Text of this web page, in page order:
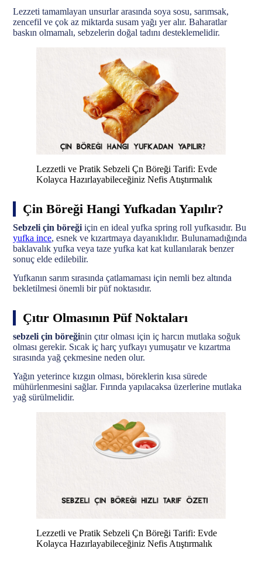
Lezzeti tamamlayan unsurlar arasında soya sosu, sarımsak,
zencefil ve çok az miktarda susam yağı yer alır. Baharatlar
baskın olmamalı, sebzelerin doğal tadını desteklemelidir.
Lezzetli ve Pratik Sebzeli Çn Böreği Tarifi: Evde
Kolayca Hazırlayabileceğiniz Nefis Atıştırmalık
Çin Böreği Hangi Yufkadan Yapılır?
Sebzeli çin böreği için en ideal yufka spring roll yufkasıdır. Bu
yufka ince, esnek ve kızartmaya dayanıklıdır. Bulunamadığında
baklavalık yufka veya taze yufka kat kat kullanılarak benzer
sonuç elde edilebilir.
Yufkanın sarım sırasında çatlamaması için nemli bez altında
bekletilmesi önemli bir püf noktasıdır.
Çıtır Olmasının Püf Noktaları
sebzeli çin böreğinin çıtır olması için iç harcın mutlaka soğuk
olması gerekir. Sıcak iç harç yufkayı yumuşatır ve kızartma
sırasında yağ çekmesine neden olur.
Yağın yeterince kızgın olması, böreklerin kısa sürede
mühürlenmesini sağlar. Fırında yapılacaksa üzerlerine mutlaka
yağ sürülmelidir.
Lezzetli ve Pratik Sebzeli Çn Böreği Tarifi: Evde
Kolayca Hazırlayabileceğiniz Nefis Atıştırmalık